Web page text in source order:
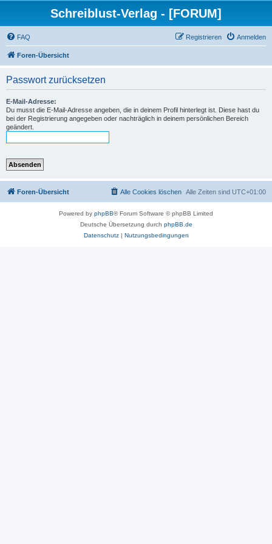
Schreiblust-Verlag - [FORUM]
FAQ Anmelden
Registrieren
Foren-Übersicht
Passwort zurücksetzen
E-Mail-Adresse:
Du musst die E-Mail-Adresse angeben, die in deinem Profil hinterlegt ist. Diese hast du
bei der Registrierung angegeben oder nachträglich in deinem persönlichen Bereich
geändert.
Foren-Übersicht Alle Zeiten sind UTC+01:00
Alle Cookies löschen
Powered by phpBB® Forum Software © phpBB Limited
Deutsche Übersetzung durch phpBB.de
Datenschutz| Nutzungsbedingungen